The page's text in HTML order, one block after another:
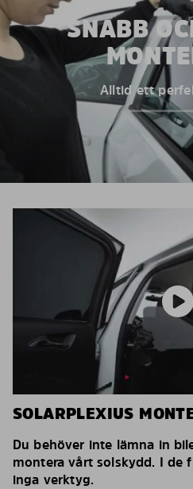
SNABB
Alltid ett
SOLARPLEXIUS
Du behöver inte lämna in
montera vårt solskydd. I de
inga verktyg.